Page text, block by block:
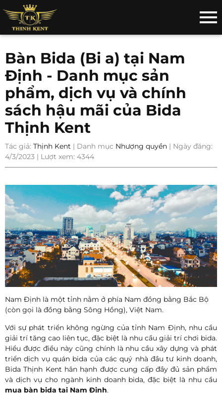
Bàn Bida (Bi a) tại Nam
Định - Danh mục sản
phẩm, dịch vụ và chính
sách hậu mãi của Bida
Thịnh Kent
Tác giả: Thịnh Kent | Danh mục Nhượng quyền | Ngày đăng:
4/3/2023 | Lượt xem: 4344
Nam Định là một tỉnh nằm ở phía Nam đồng bằng Bắc Bộ
(còn gọi là đồng bằng Sông Hồng), Việt Nam.
Với sự phát triển không ngừng của tỉnh Nam Định, nhu cầu
giải trí tăng cao liên tục, đặc biệt là nhu cầu giải trí chơi bida.
Hiểu được điều này cũng chính là nhu cầu xây dựng và phát
triển dịch vụ quán bida của các quý nhà đầu tư kinh doanh,
Bida Thịnh Kent hân hạnh được cung cấp đầy đủ sản phẩm
và dịch vụ cho ngành kinh doanh bida, đặc biệt là nhu cầu
mua bàn bida tại Nam Định.